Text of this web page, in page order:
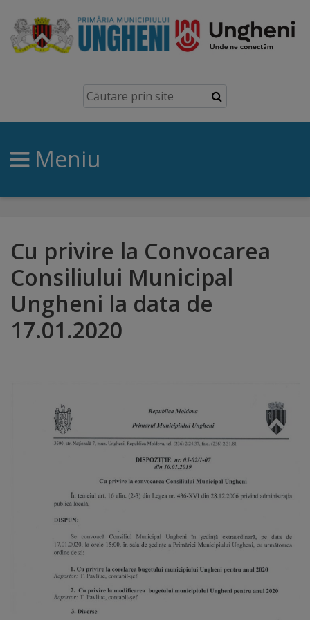
Ungheni
Prezentare
generală
Simbolurile
brand
Orașe
înfrățite
Distincții
de
onoare
titlului
„Merite
pentru
Ungheni”
Meniu
Cu privire la Convocarea
Consiliului Municipal
Ungheni la data de
17.01.2020